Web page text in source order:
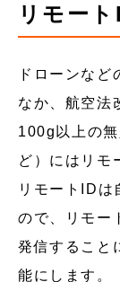
リモー
ドローンなど
なか、航空法
100g以上の
ど）にはリモ
リモートIDは
ので、リモー
発信すること
能にします。